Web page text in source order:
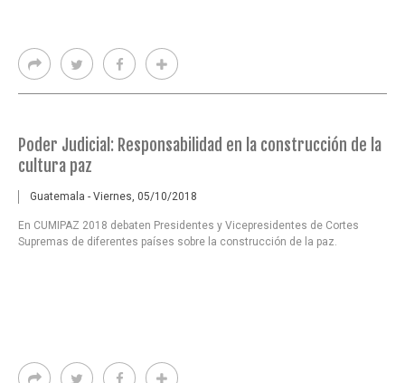
Poder Judicial: Responsabilidad en la construcción de la
cultura paz
Guatemala - Viernes, 05/10/2018
En CUMIPAZ 2018 debaten Presidentes y Vicepresidentes de Cortes
Supremas de diferentes países sobre la construcción de la paz.